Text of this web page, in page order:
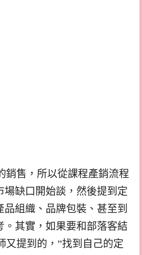
銷售，所以從課程產銷流程
場缺口開始談，然後提到定
品組織、品牌包裝、甚至到
。其實，如果要和部落客結
又提到的，”找到自己的定